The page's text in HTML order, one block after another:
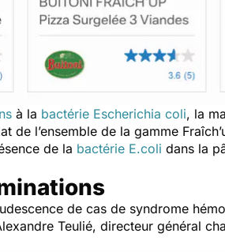
à la bactérie Escherichia coli, la
l’ensemble de la gamme
de la bactérie E.coli dans la
de cas de syndrome
Teulié, directeur général